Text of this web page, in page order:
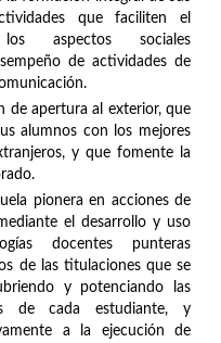
que faciliten el
aspectos sociales
de actividades de
de apertura al exterior, que
alumnos con los mejores
y que fomente la
pionera en acciones de
el desarrollo y uso
docentes punteras
de las titulaciones que se
y potenciando las
de cada estudiante, y
a la ejecución de